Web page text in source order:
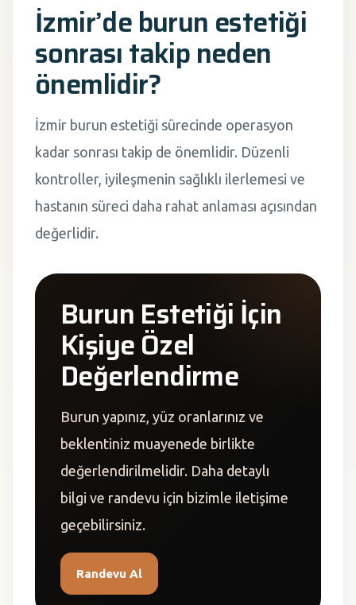
İzmir’de burun estetiği
sonrası takip neden
önemlidir?
İzmir burun estetiği sürecinde operasyon
kadar sonrası takip de önemlidir. Düzenli
kontroller, iyileşmenin sağlıklı ilerlemesi ve
hastanın süreci daha rahat anlaması açısından
değerlidir.
Burun Estetiği İçin
Kişiye Özel
Değerlendirme
Burun yapınız, yüz oranlarınız ve
beklentiniz muayenede birlikte
değerlendirilmelidir. Daha detaylı
bilgi ve randevu için bizimle iletişime
geçebilirsiniz.
Randevu Al